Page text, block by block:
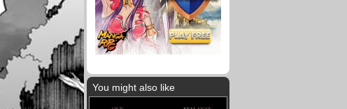
You might also like